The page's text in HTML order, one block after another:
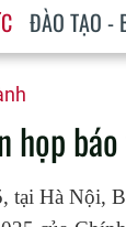
ĐÀO TẠO -
họp
tại Hà Nội,